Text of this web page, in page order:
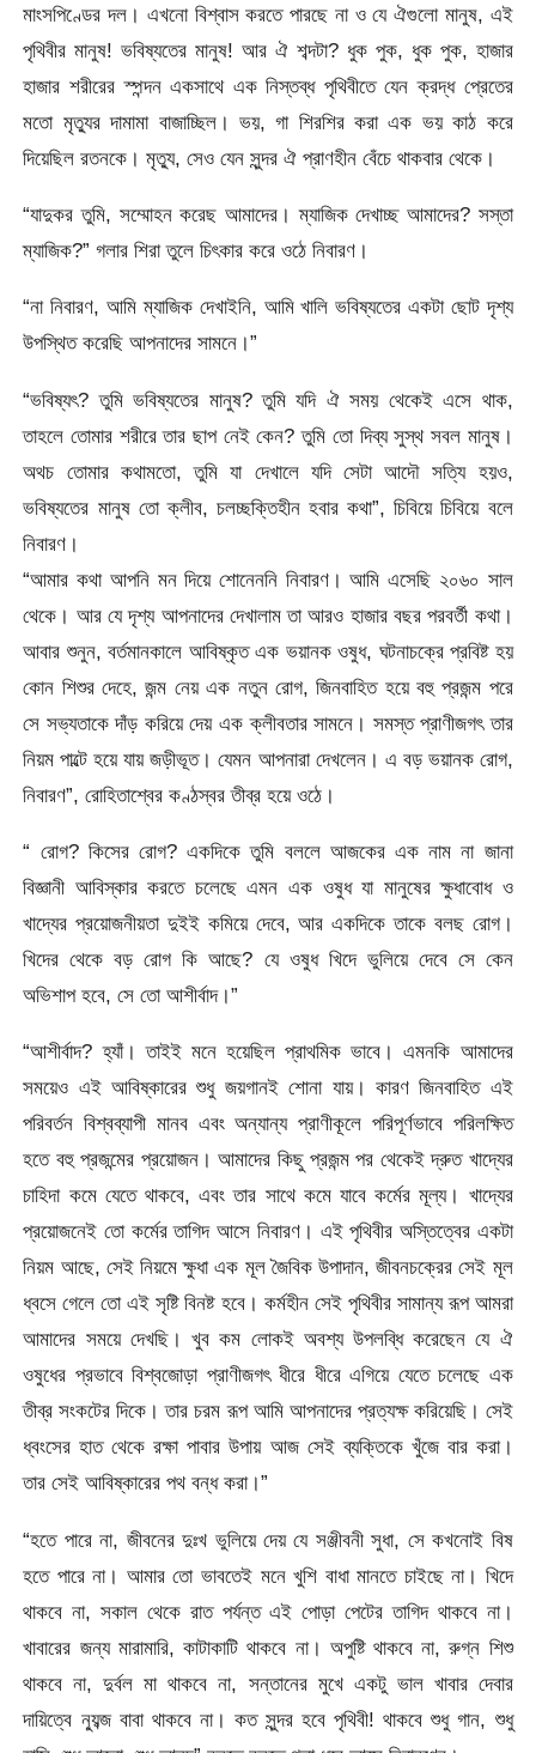
মাংসপিণ্ডের দল। এখনো বিশ্বাস করতে পারছে না ও যে ঐগুলো মানুষ, এই
পৃথিবীর মানুষ! ভবিষ্যতের মানুষ! আর ঐ শব্দটা? ধুক পুক, ধুক পুক, হাজার
হাজার শরীরের স্পন্দন একসাথে এক নিস্তব্ধ পৃথিবীতে যেন ক্রদ্ধ প্রেতের
মতো মৃত্যুর দামামা বাজাচ্ছিল। ভয়, গা শিরশির করা এক ভয় কাঠ করে
দিয়েছিল রতনকে। মৃত্যু, সেও যেন সুন্দর ঐ প্রাণহীন বেঁচে থাকবার থেকে।
“যাদুকর তুমি, সম্মোহন করেছ আমাদের। ম্যাজিক দেখাচ্ছ আমাদের? সস্তা
ম্যাজিক?” গলার শিরা তুলে চিৎকার করে ওঠে নিবারণ।
“না নিবারণ, আমি ম্যাজিক দেখাইনি, আমি খালি ভবিষ্যতের একটা ছোট দৃশ্য
উপস্থিত করেছি আপনাদের সামনে।”
“ভবিষ্যৎ? তুমি ভবিষ্যতের মানুষ? তুমি যদি ঐ সময় থেকেই এসে থাক,
তাহলে তোমার শরীরে তার ছাপ নেই কেন? তুমি তো দিব্য সুস্থ সবল মানুষ।
অথচ তোমার কথামতো, তুমি যা দেখালে যদি সেটা আদৌ সত্যি হয়ও,
ভবিষ্যতের মানুষ তো ক্লীব, চলচ্ছক্তিহীন হবার কথা”, চিবিয়ে চিবিয়ে বলে
নিবারণ।
“আমার কথা আপনি মন দিয়ে শোনেননি নিবারণ। আমি এসেছি ২০৬০ সাল
থেকে। আর যে দৃশ্য আপনাদের দেখালাম তা আরও হাজার বছর পরবর্তী কথা।
আবার শুনুন, বর্তমানকালে আবিষ্কৃত এক ভয়ানক ওষুধ, ঘটনাচক্রে প্রবিষ্ট হয়
কোন শিশুর দেহে, জন্ম নেয় এক নতুন রোগ, জিনবাহিত হয়ে বহু প্রজন্ম পরে
সে সভ্যতাকে দাঁড় করিয়ে দেয় এক ক্লীবতার সামনে। সমস্ত প্রাণীজগৎ তার
নিয়ম পাল্টে হয়ে যায় জড়ীভূত। যেমন আপনারা দেখলেন। এ বড় ভয়ানক রোগ,
নিবারণ”, রোহিতাশ্বের কণ্ঠস্বর তীব্র হয়ে ওঠে।
“ রোগ? কিসের রোগ? একদিকে তুমি বললে আজকের এক নাম না জানা
বিজ্ঞানী আবিস্কার করতে চলেছে এমন এক ওষুধ যা মানুষের ক্ষুধাবোধ ও
খাদ্যের প্রয়োজনীয়তা দুইই কমিয়ে দেবে, আর একদিকে তাকে বলছ রোগ।
খিদের থেকে বড় রোগ কি আছে? যে ওষুধ খিদে ভুলিয়ে দেবে সে কেন
অভিশাপ হবে, সে তো আশীর্বাদ।”
“আশীর্বাদ? হ্যাঁ। তাইই মনে হয়েছিল প্রাথমিক ভাবে। এমনকি আমাদের
সময়েও এই আবিষ্কারের শুধু জয়গানই শোনা যায়। কারণ জিনবাহিত এই
পরিবর্তন বিশ্বব্যাপী মানব এবং অন্যান্য প্রাণীকূলে পরিপূর্ণভাবে পরিলক্ষিত
হতে বহু প্রজন্মের প্রয়োজন। আমাদের কিছু প্রজন্ম পর থেকেই দ্রুত খাদ্যের
চাহিদা কমে যেতে থাকবে, এবং তার সাথে কমে যাবে কর্মের মূল্য। খাদ্যের
প্রয়োজনেই তো কর্মের তাগিদ আসে নিবারণ। এই পৃথিবীর অস্তিত্বের একটা
নিয়ম আছে, সেই নিয়মে ক্ষুধা এক মূল জৈবিক উপাদান, জীবনচক্রের সেই মূল
ধ্বসে গেলে তো এই সৃষ্টি বিনষ্ট হবে। কর্মহীন সেই পৃথিবীর সামান্য রূপ আমরা
আমাদের সময়ে দেখছি। খুব কম লোকই অবশ্য উপলব্ধি করেছেন যে ঐ
ওষুধের প্রভাবে বিশ্বজোড়া প্রাণীজগৎ ধীরে ধীরে এগিয়ে যেতে চলেছে এক
তীব্র সংকটের দিকে। তার চরম রূপ আমি আপনাদের প্রত্যক্ষ করিয়েছি। সেই
ধ্বংসের হাত থেকে রক্ষা পাবার উপায় আজ সেই ব্যক্তিকে খুঁজে বার করা।
তার সেই আবিষ্কারের পথ বন্ধ করা।”
“হতে পারে না, জীবনের দুঃখ ভুলিয়ে দেয় যে সঞ্জীবনী সুধা, সে কখনোই বিষ
হতে পারে না। আমার তো ভাবতেই মনে খুশি বাধা মানতে চাইছে না। খিদে
থাকবে না, সকাল থেকে রাত পর্যন্ত এই পোড়া পেটের তাগিদ থাকবে না।
খাবারের জন্য মারামারি, কাটাকাটি থাকবে না। অপুষ্টি থাকবে না, রুগ্ন শিশু
থাকবে না, দুর্বল মা থাকবে না, সন্তানের মুখে একটু ভাল খাবার দেবার
দায়িত্বে ন্যুব্জ বাবা থাকবে না। কত সুন্দর হবে পৃথিবী! থাকবে শুধু গান, শুধু